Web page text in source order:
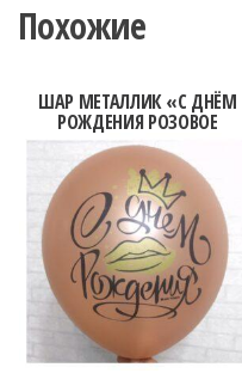
Похожие
ШАР МЕТАЛЛИК «С ДНЁМ
РОЖДЕНИЯ РОЗОВОЕ
ЗОЛОТО»